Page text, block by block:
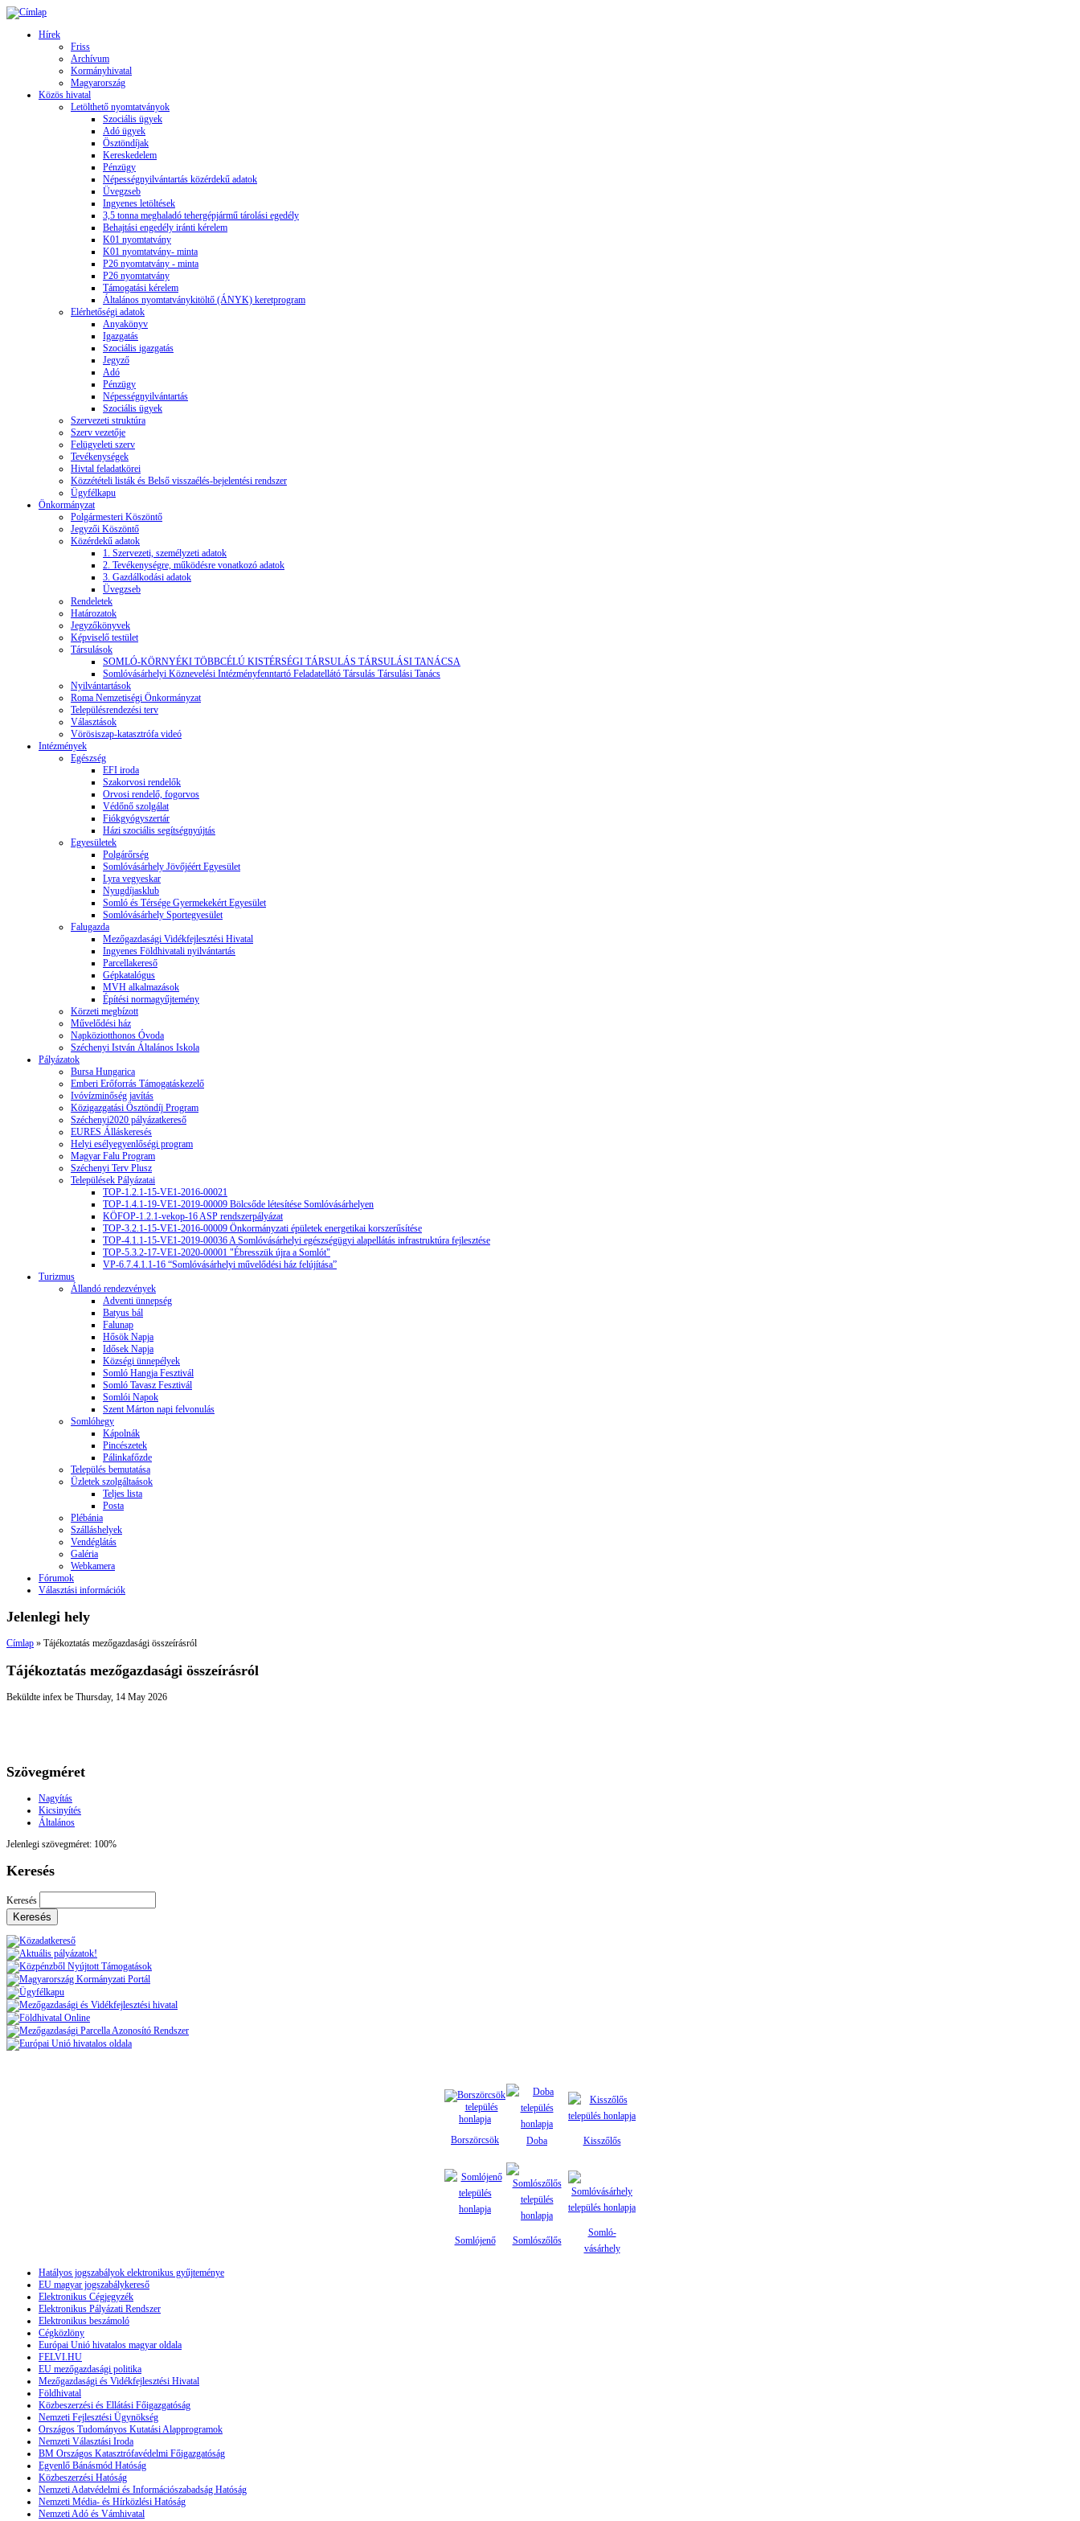
Hírek
Friss
Archívum
Kormányhivatal
Magyarország
Közös hivatal
Letölthető nyomtatványok
Szociális ügyek
Adó ügyek
Ösztöndíjak
Kereskedelem
Pénzügy
Népességnyilvántartás közérdekű adatok
Üvegzseb
Ingyenes letöltések
3,5 tonna meghaladó tehergépjármű tárolási egedély
Behajtási engedély iránti kérelem
K01 nyomtatvány
K01 nyomtatvány- minta
P26 nyomtatvány - minta
P26 nyomtatvány
Támogatási kérelem
Általános nyomtatványkitöltő (ÁNYK) keretprogram
Elérhetőségi adatok
Anyakönyv
Igazgatás
Szociális igazgatás
Jegyző
Adó
Pénzügy
Népességnyilvántartás
Szociális ügyek
Szervezeti struktúra
Szerv vezetője
Felügyeleti szerv
Tevékenységek
Hivtal feladatkörei
Közzétételi listák és Belső visszaélés-bejelentési rendszer
Ügyfélkapu
Önkormányzat
Polgármesteri Köszöntő
Jegyzői Köszöntő
Közérdekű adatok
1. Szervezeti, személyzeti adatok
2. Tevékenységre, működésre vonatkozó adatok
3. Gazdálkodási adatok
Üvegzseb
Rendeletek
Határozatok
Jegyzőkönyvek
Képviselő testület
Társulások
SOMLÓ-KÖRNYÉKI TÖBBCÉLÚ KISTÉRSÉGI TÁRSULÁS TÁRSULÁSI TANÁCSA
Somlóvásárhelyi Köznevelési Intézményfenntartó Feladatellátó Társulás Társulási Tanács
Nyilvántartások
Roma Nemzetiségi Önkormányzat
Településrendezési terv
Választások
Vörösiszap-katasztrófa videó
Intézmények
Egészség
EFI iroda
Szakorvosi rendelők
Orvosi rendelő, fogorvos
Védőnő szolgálat
Fiókgyógyszertár
Házi szociális segítségnyújtás
Egyesületek
Polgárőrség
Somlóvásárhely Jövőjéért Egyesület
Lyra vegyeskar
Nyugdíjasklub
Somló és Térsége Gyermekekért Egyesület
Somlóvásárhely Sportegyesület
Falugazda
Mezőgazdasági Vidékfejlesztési Hivatal
Ingyenes Földhivatali nyilvántartás
Parcellakereső
Gépkatalógus
MVH alkalmazások
Építési normagyűjtemény
Körzeti megbízott
Művelődési ház
Napköziotthonos Óvoda
Széchenyi István Általános Iskola
Pályázatok
Bursa Hungarica
Emberi Erőforrás Támogatáskezelő
Ivóvízminőség javítás
Közigazgatási Ösztöndíj Program
Széchenyi2020 pályázatkereső
EURES Álláskeresés
Helyi esélyegyenlőségi program
Magyar Falu Program
Széchenyi Terv Plusz
Települések Pályázatai
TOP-1.2.1-15-VE1-2016-00021
TOP-1.4.1-19-VE1-2019-00009 Bölcsőde létesítése Somlóvásárhelyen
KÖFOP-1.2.1-vekop-16 ASP rendszerpályázat
TOP-3.2.1-15-VE1-2016-00009 Önkormányzati épületek energetikai korszerűsítése
TOP-4.1.1-15-VE1-2019-00036 A Somlóvásárhelyi egészségügyi alapellátás infrastruktúra fejlesztése
TOP-5.3.2-17-VE1-2020-00001 "Ébresszük újra a Somlót"
VP-6.7.4.1.1-16 “Somlóvásárhelyi művelődési ház felújítása”
Turizmus
Állandó rendezvények
Adventi ünnepség
Batyus bál
Falunap
Hősök Napja
Idősek Napja
Községi ünnepélyek
Somló Hangja Fesztivál
Somló Tavasz Fesztivál
Somlói Napok
Szent Márton napi felvonulás
Somlóhegy
Kápolnák
Pincészetek
Pálinkafőzde
Település bemutatása
Üzletek szolgáltaások
Teljes lista
Posta
Plébánia
Szálláshelyek
Vendéglátás
Galéria
Webkamera
Fórumok
Választási információk
Jelenlegi hely
Címlap » Tájékoztatás mezőgazdasági összeírásról
Tájékoztatás mezőgazdasági összeírásról
Beküldte infex be Thursday, 14 May 2026
Szövegméret
Nagyítás
Kicsinyítés
Általános
Jelenlegi szövegméret: 100%
Keresés
Keresés
Borszörcsök Doba Kisszőlős
Somlójenő Somlószőlős
Somló-
vásárhely
Hatályos jogszabályok elektronikus gyűjteménye
EU magyar jogszabálykereső
Elektronikus Cégjegyzék
Elektronikus Pályázati Rendszer
Elektronikus beszámoló
Cégközlöny
Európai Unió hivatalos magyar oldala
FELVI.HU
EU mezőgazdasági politika
Mezőgazdasági és Vidékfejlesztési Hivatal
Földhivatal
Közbeszerzési és Ellátási Főigazgatóság
Nemzeti Fejlesztési Ügynökség
Országos Tudományos Kutatási Alapprogramok
Nemzeti Választási Iroda
BM Országos Katasztrófavédelmi Főigazgatóság
Egyenlő Bánásmód Hatóság
Közbeszerzési Hatóság
Nemzeti Adatvédelmi és Információszabadság Hatóság
Nemzeti Média- és Hírközlési Hatóság
Nemzeti Adó és Vámhivatal